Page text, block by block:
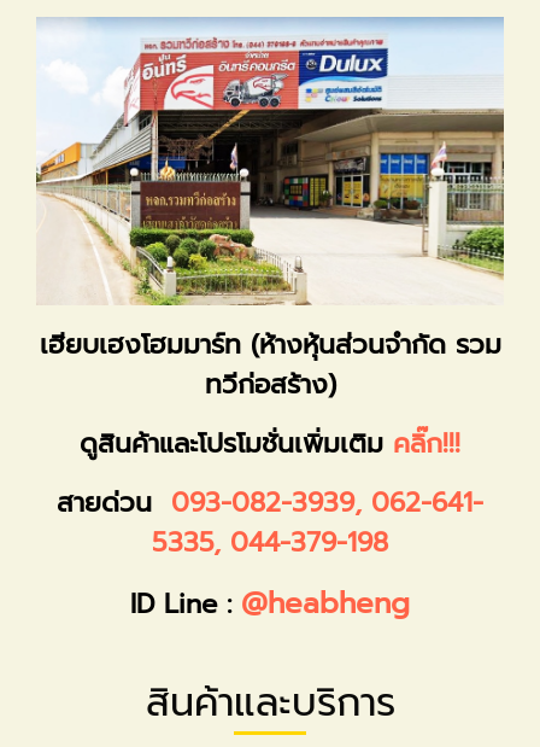
เฮียบเฮงโฮมมาร์ท (ห้างหุ้นส่วนจำกัด รวม
ทวีก่อสร้าง)
ดูสินค้าและโปรโมชั่นเพิ่มเติม คลิ๊ก!!!
สายด่วน 093-082-3939, 062-641-
5335, 044-379-198
ID Line : @heabheng
สินค้าและบริการ